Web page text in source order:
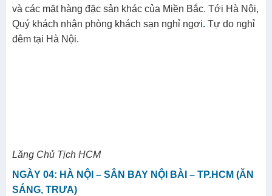
và các mặt hàng đặc sản khác của Miền Bắc. Tới Hà Nội,
Quý khách nhận phòng khách sạn nghỉ ngơi. Tự do nghỉ
đêm tại Hà Nội.
Lăng Chủ Tịch HCM
NGÀY 04: HÀ NỘI – SÂN BAY NỘI BÀI – TP.HCM (ĂN
SÁNG, TRƯA)